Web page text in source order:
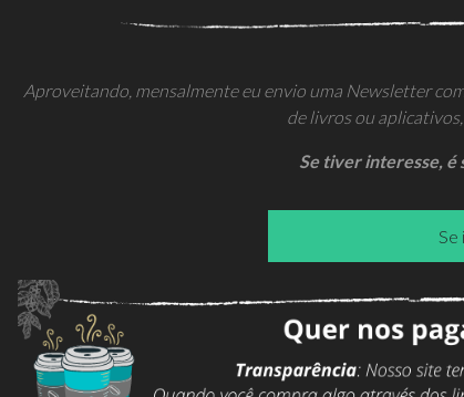
Aproveitando, mensalmente eu envio uma Newsletter
de livros ou
Se tiver interesse, é
Se